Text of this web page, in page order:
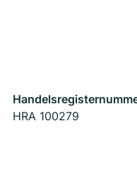
HRA 100279